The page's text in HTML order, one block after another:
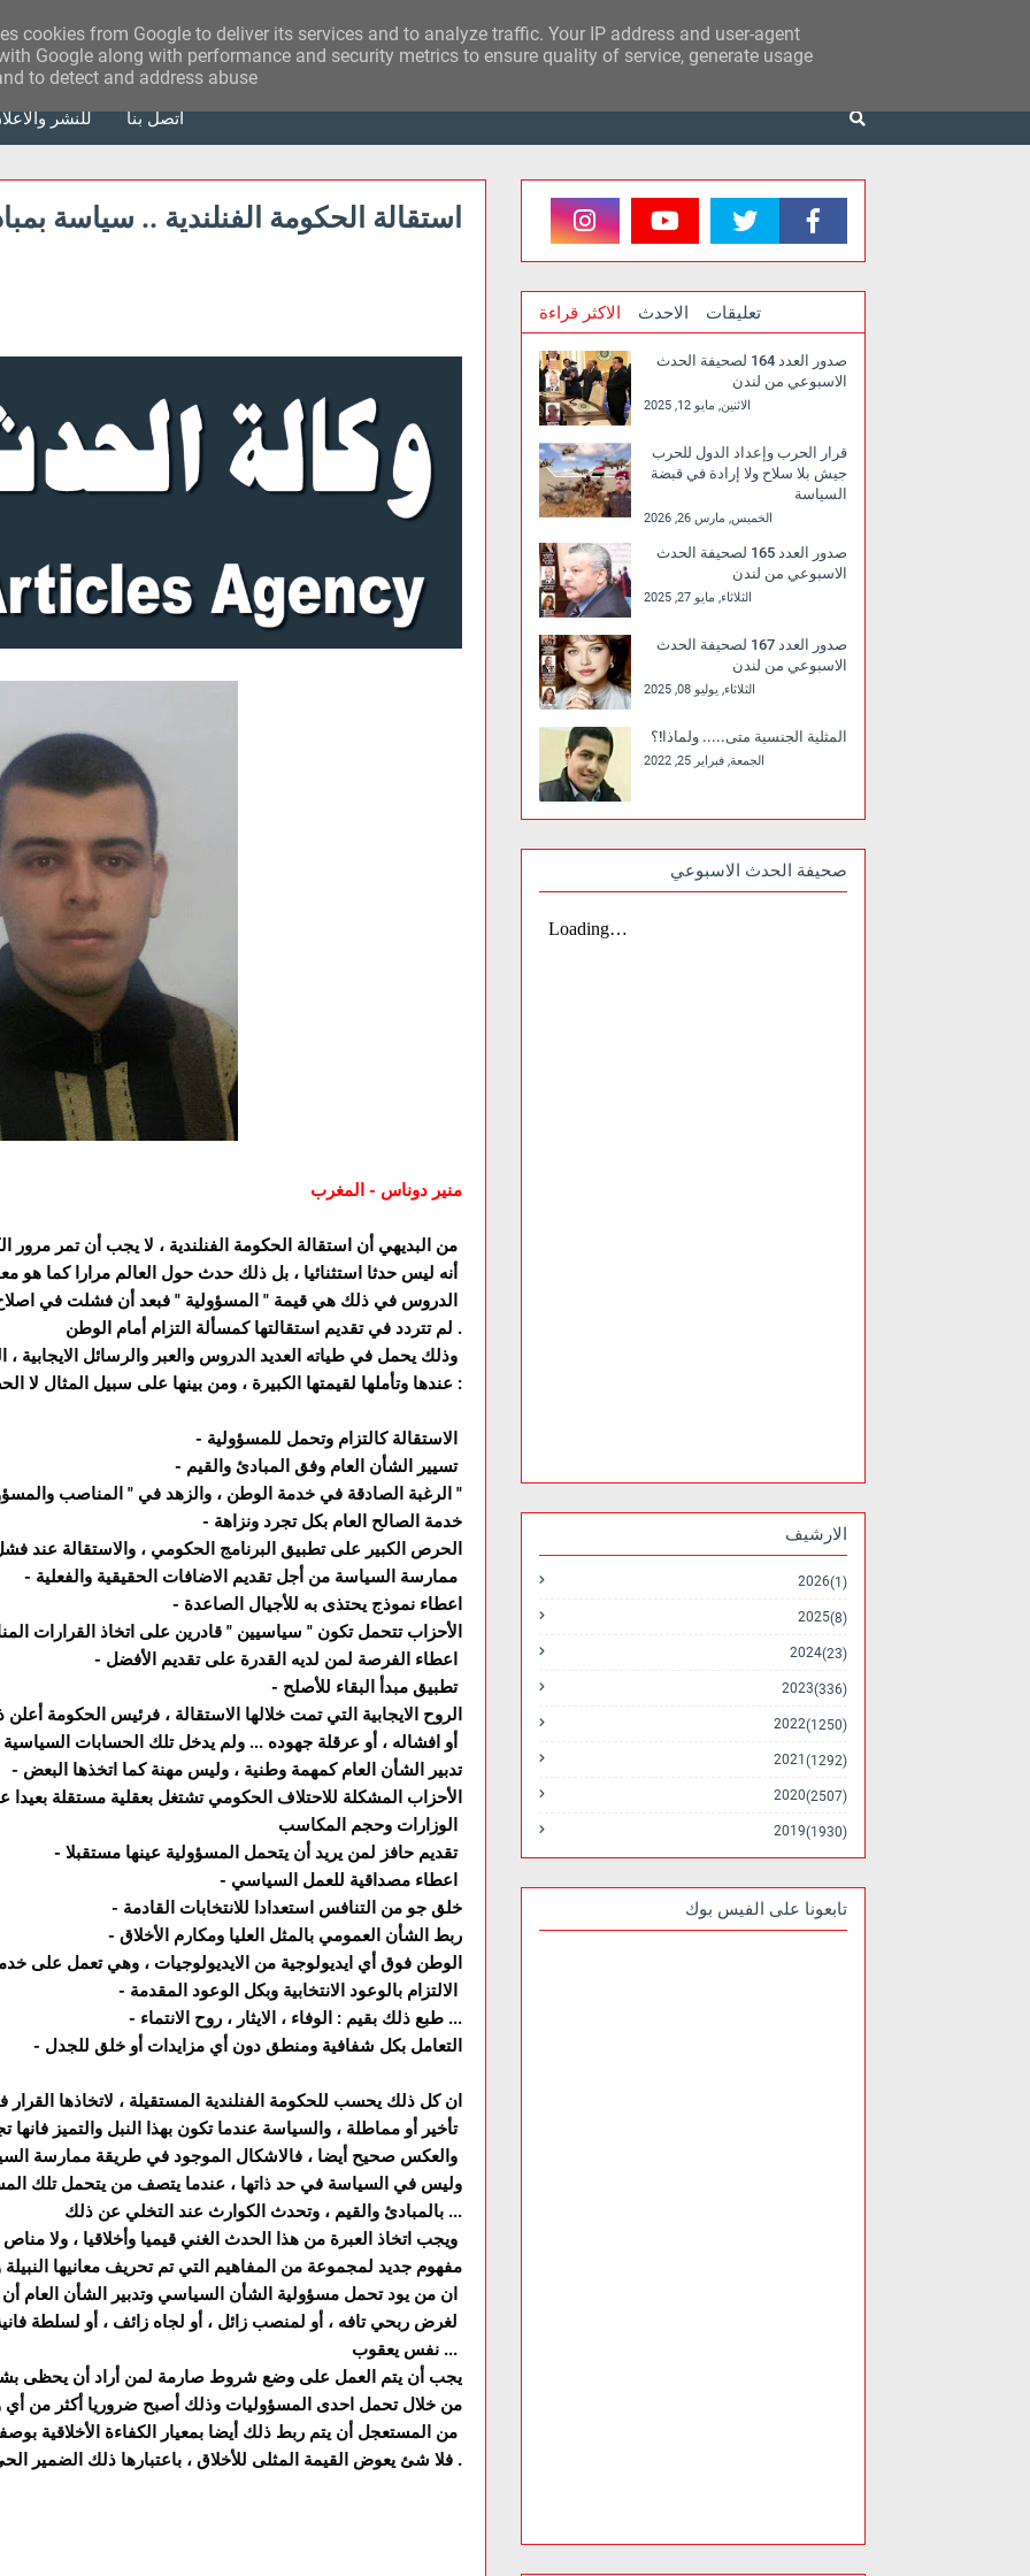
للنشر أتصل بنا
استقالة الحكومة الفنلندية .. سياسة
منير دوناس - المغرب
لم تتردد في تقديم استقالتها كمسألة التزام أمام الوطن .
عندها وتأملها لقيمتها الكبيرة ، ومن بينها على سبيل المثال لا الحصر :
-
-
تسيير الشأن العام وفق المبادئ والقيم
الرغبة الصادقة في خدمة الوطن ، والزهد في " المناصب والمسؤوليات "
- خدمة الصالح العام بكل تجرد ونزاهة
الحرص الكبير على تطبيق البرنامج الحكومي ، والاستقالة عند
-
- اعطاء نموذج يحتذى به للأجيال الصاعدة
الأحزاب تتحمل تكون " سياسيين " قادرين على اتخاذ القرارات
-
-
تطبيق مبدأ البقاء للأصلح
الروح الايجابية التي تمت خلالها الاستقالة ، فرئيس الحكومة
- تدبير الشأن العام كمهمة وطنية ، وليس مهنة كما اتخذها البعض
الأحزاب المشكلة للاحتلاف الحكومي تشتغل بعقلية مستقلة بعيدا
-
تقديم حافز لمن يريد أن يتحمل المسؤولية عينها مستقبلا
-
- خلق جو من التنافس استعدادا للانتخابات القادمة
- ربط الشأن العمومي بالمثل العليا ومكارم الأخلاق
الوطن فوق أي ايديولوجية من الايديولوجيات ، وهي تعمل على
-
-
طبع ذلك بقيم : الوفاء ، الايثار ، روح الانتماء ...
- التعامل بكل شفافية ومنطق دون أي مزايدات أو خلق للجدل
ان كل ذلك يحسب للحكومة الفنلندية المستقيلة ، لاتخاذها
تأخير أو مماطلة ، والسياسة عندما تكون بهذا النبل والتميز فانها تجذب المواطنين اليها
وليس في السياسة في حد ذاتها ، عندما يتصف من يتحمل تلك
بالمبادئ والقيم ، وتحدث الكوارث عند التخلي عن ذلك ...
مفهوم جديد لمجموعة من المفاهيم التي تم تحريف معانيها النبيلة
نفس يعقوب ...
يجب أن يتم العمل على وضع شروط صارمة لمن أراد أن يحظى
من خلال تحمل احدى المسؤوليات وذلك أصبح ضروريا أكثر من
فلا شئ يعوض القيمة المثلى للأخلاق ، باعتبارها ذلك الضمير الحي .
الاكثر قراءة الاحدث تعليقات
صدور العدد 164 لصحيفة الحدث
الاسبوعي من لندن
الاثنين, مايو 12, 2025
قرار الحرب وإعداد الدول للحرب
جيش بلا سلاح ولا إرادة في قبضة
السياسة
الخميس, مارس 26, 2026
صدور العدد 165 لصحيفة الحدث
الاسبوعي من لندن
الثلاثاء, مايو 27, 2025
صدور العدد 167 لصحيفة الحدث
الاسبوعي من لندن
الثلاثاء, يوليو 08, 2025
المثلية الجنسية متى..... ولماذا!؟
الجمعة, فبراير 25, 2022
صحيفة الحدث الاسبوعي
الارشيف
2026 (1)
2025 (8)
2024 (23)
2023 (336)
2022 (1250)
2021 (1292)
2020 (2507)
2019 (1930)
تابعونا على الفيس بوك
cookies from Google to deliver its services and to analyze traffic. Your IP address and user-agent
Google along with performance and security metrics to ensure quality of service, generate usage
to detect and address abuse.